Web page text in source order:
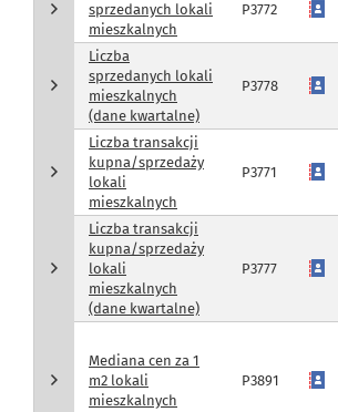
sprzedanych lokali
mieszkalnych
P3772
Liczba
sprzedanych lokali
mieszkalnych
(dane kwartalne)
P3778
Liczba transakcji
kupna/sprzedaży
lokali
mieszkalnych
P3771
Liczba transakcji
kupna/sprzedaży
lokali
mieszkalnych
(dane kwartalne)
P3777
Mediana cen za 1
m2 lokali
mieszkalnych
P3891